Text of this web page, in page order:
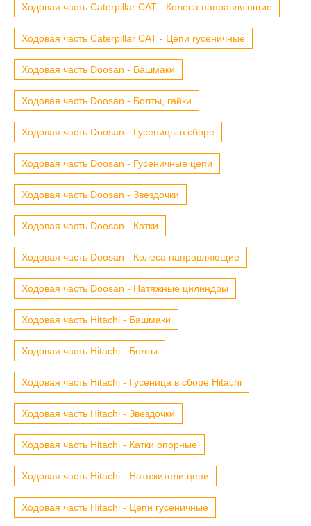
Ходовая часть Caterpillar CAT - Колеса направляющие
Ходовая часть Caterpillar CAT - Цепи гусеничные
Ходовая часть Doosan - Башмаки
Ходовая часть Doosan - Болты, гайки
Ходовая часть Doosan - Гусеницы в сборе
Ходовая часть Doosan - Гусеничные цепи
Ходовая часть Doosan - Звездочки
Ходовая часть Doosan - Катки
Ходовая часть Doosan - Колеса направляющие
Ходовая часть Doosan - Натяжные цилиндры
Ходовая часть Hitachi - Башмаки
Ходовая часть Hitachi - Болты
Ходовая часть Hitachi - Гусеница в сборе Hitachi
Ходовая часть Hitachi - Звездочки
Ходовая часть Hitachi - Катки опорные
Ходовая часть Hitachi - Натяжители цепи
Ходовая часть Hitachi - Цепи гусеничные